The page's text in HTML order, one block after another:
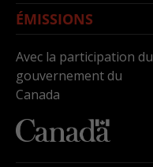
ÉMISSIONS
Avec la participation du
gouvernement du
Canada